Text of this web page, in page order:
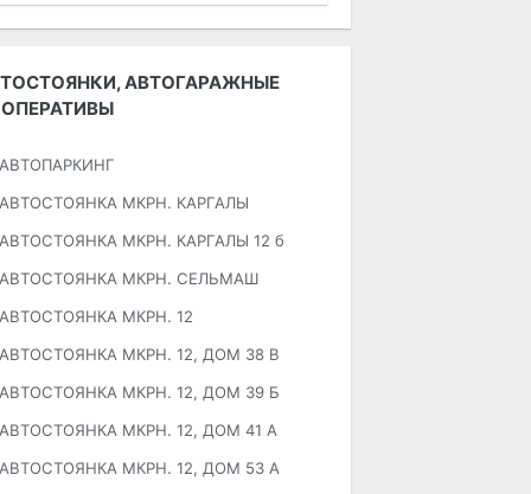
АВТОГАРАЖНЫЕ
АВТОПАРКИНГ
АВТОСТОЯНКА МКРН. КАРГАЛЫ
АВТОСТОЯНКА МКРН. КАРГАЛЫ 12 б
АВТОСТОЯНКА МКРН. СЕЛЬМАШ
АВТОСТОЯНКА МКРН. 12
АВТОСТОЯНКА МКРН. 12, ДОМ 38 В
АВТОСТОЯНКА МКРН. 12, ДОМ 39 Б
АВТОСТОЯНКА МКРН. 12, ДОМ 41 А
АВТОСТОЯНКА МКРН. 12, ДОМ 53 А